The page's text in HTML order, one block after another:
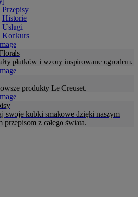
Przepisy
Historie
Usługi
Konkurs
płatków i wzory inspirowane ogrodem.
produkty Le Creuset.
swoje kubki smakowe dzięki naszym
przepisom z całego świata.